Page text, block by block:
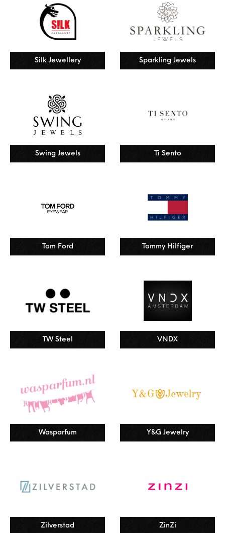
Silk Jewellery Sparkling Jewels
Swing Jewels Ti Sento
Tom Ford Tommy Hilfiger
TW Steel VNDX
Wasparfum Y&G Jewelry
Zilverstad ZinZi